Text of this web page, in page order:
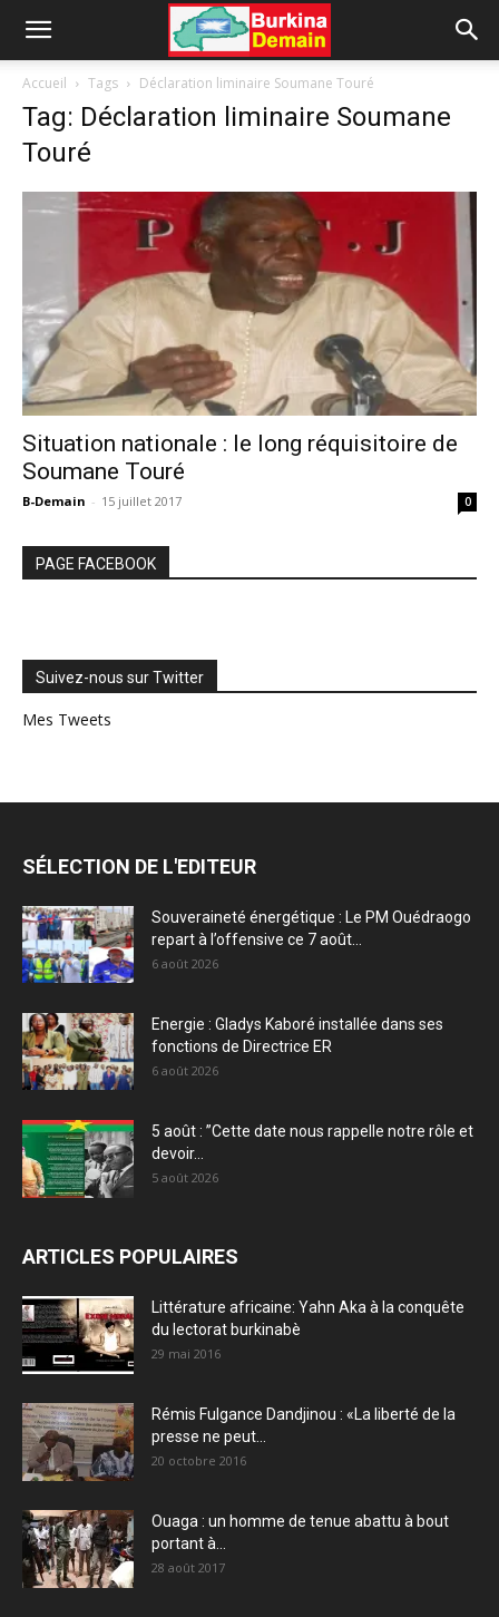
Accueil Tags Déclaration liminaire Soumane Touré
Tag: Déclaration liminaire Soumane
Touré
Situation nationale : le long réquisitoire de
Soumane Touré
B-Demain - 15 juillet 2017 0
PAGE FACEBOOK
Suivez-nous sur Twitter
Mes Tweets
SÉLECTION DE L'EDITEUR
Souveraineté énergétique : Le PM Ouédraogo
repart à l’offensive ce 7 août...
6 août 2026
Energie : Gladys Kaboré installée dans ses
fonctions de Directrice ER
6 août 2026
5 août : ”Cette date nous rappelle notre rôle et
devoir...
5 août 2026
ARTICLES POPULAIRES
Littérature africaine: Yahn Aka à la conquête
du lectorat burkinabè
29 mai 2016
Rémis Fulgance Dandjinou : «La liberté de la
presse ne peut...
20 octobre 2016
Ouaga : un homme de tenue abattu à bout
portant à...
28 août 2017